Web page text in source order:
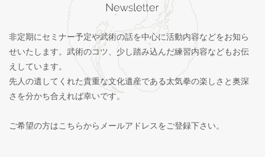
非定期にセミナー予定や武術の話を中心に活動内容などをお知ら
せいたします。武術のコツ、少し踏み込んだ練習内容などもお伝
えしています。
先人の遺してくれた貴重な文化遺産である太気拳の楽しさと奥深
さを分かち合えれば幸いです。
ご希望の方はこちらからメールアドレスをご登録下さい。